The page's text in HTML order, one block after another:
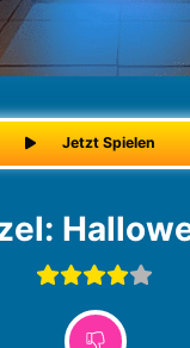
Jetzt Spielen